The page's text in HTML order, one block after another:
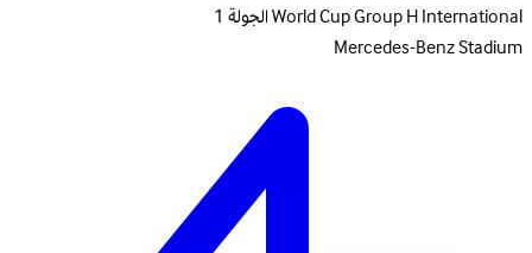
World Cup Group HInternational
الجولة 1
Mercedes-Benz Stadium